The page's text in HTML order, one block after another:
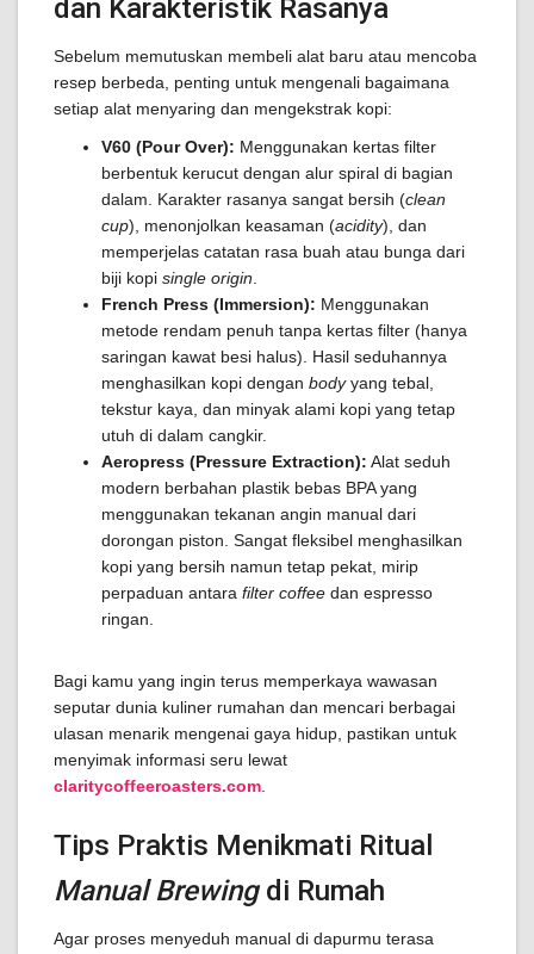
dan Karakteristik Rasanya
Sebelum memutuskan membeli alat baru atau mencoba
resep berbeda, penting untuk mengenali bagaimana
setiap alat menyaring dan mengekstrak kopi:
V60 (Pour Over): Menggunakan kertas filter
berbentuk kerucut dengan alur spiral di bagian
dalam. Karakter rasanya sangat bersih (clean
cup), menonjolkan keasaman (acidity), dan
memperjelas catatan rasa buah atau bunga dari
biji kopi single origin
French Press (Immersion): Menggunakan
metode rendam penuh tanpa kertas filter (hanya
saringan kawat besi halus). Hasil seduhannya
menghasilkan kopi dengan bodyyang tebal,
tekstur kaya, dan minyak alami kopi yang tetap
utuh di dalam cangkir.
Aeropress (Pressure Extraction): Alat seduh
modern berbahan plastik bebas BPA yang
menggunakan tekanan angin manual dari
dorongan piston. Sangat fleksibel menghasilkan
kopi yang bersih namun tetap pekat, mirip
perpaduan antara filter coffee dan espresso
ringan.
Bagi kamu yang ingin terus memperkaya wawasan
seputar dunia kuliner rumahan dan mencari berbagai
ulasan menarik mengenai gaya hidup, pastikan untuk
menyimak informasi seru lewat
claritycoffeeroasters.com
Tips Praktis Menikmati Ritual
Manual Brewingdi Rumah
Agar proses menyeduh manual di dapurmu terasa